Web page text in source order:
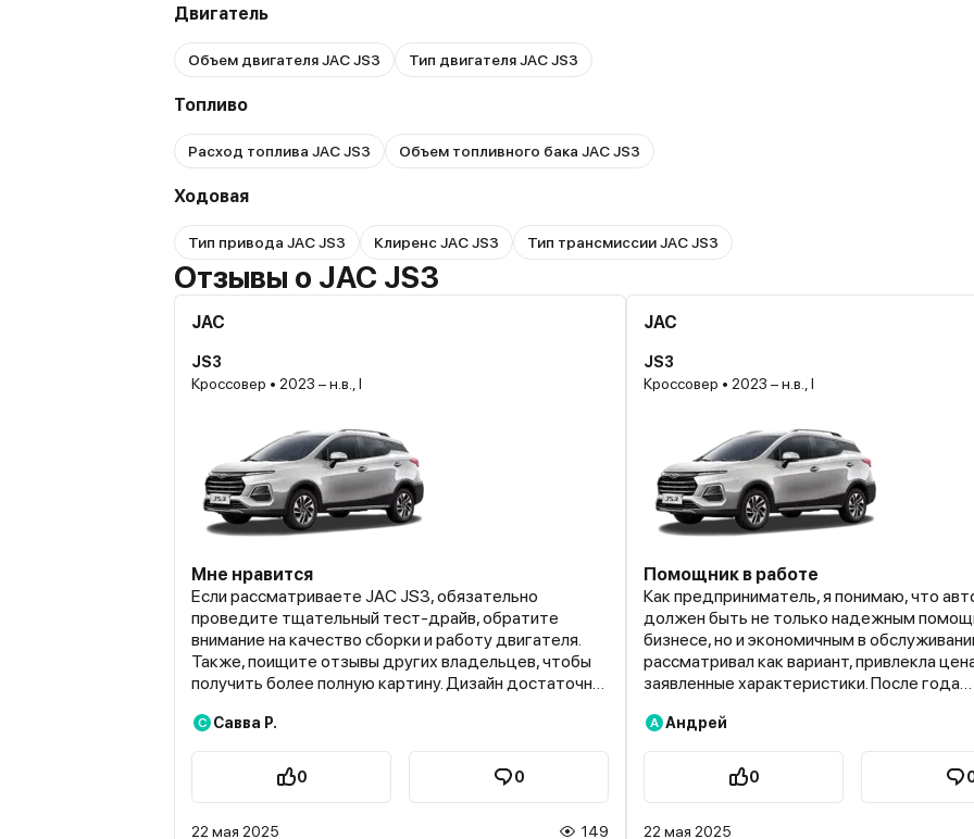
Двигатель
Объем двигателя JAC JS3 Тип двигателя JAC JS3
Топливо
Расход топлива JAC JS3 Объем топливного бака JAC JS3
Ходовая
Тип привода JAC JS3 Клиренс JAC JS3 Тип трансмиссии JAC JS3
Отзывы о JAC JS3
JAC
JS3
Кроссовер • 2023 – н.в., I
Мне нравится
Если рассматриваете JAC JS3, обязательно
проведите тщательный тест-драйв, обратите
внимание на качество сборки и работу двигателя.
Также, поищите отзывы других владельцев, чтобы
получить более полную картину. Дизайн достаточно
смотрится вполне достойно. Конструкция
автомобиля довольно простая, что упрощает и
удешевляет обслуживание и ремонт. Некоторые
элементы управления не продуманы до конца.
С Савва Р.
0 0
22 мая 2025 149
JAC
JS3
Кроссовер • 2023 – н.в., I
Помощник в работе
Как предприниматель, я понимаю, что
должен быть не только надежным
бизнесе, но и экономичным в
рассматривал как вариант, привлекла
заявленные характеристики. После года
из главных преимуществ в сегменте
кроссоверов JS3 действительно
доступной ценой. Для небольшого
связанного с перевозкой небольших
А Андрей
0
22 мая 2025